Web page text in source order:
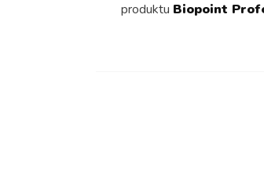
produktu Biopoint